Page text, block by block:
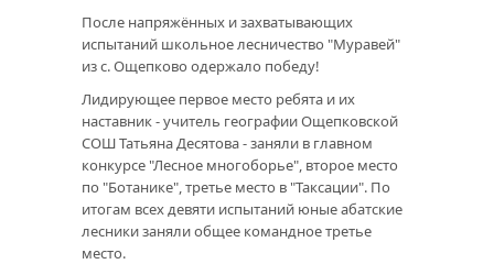
После напряжённых и захватывающих
испытаний школьное лесничество "Муравей"
из с. Ощепково одержало победу!
Лидирующее первое место ребята и их
наставник - учитель географии Ощепковской
СОШ Татьяна Десятова - заняли в главном
конкурсе "Лесное многоборье", второе место
по "Ботанике", третье место в "Таксации". По
итогам всех девяти испытаний юные абатские
лесники заняли общее командное третье
место.